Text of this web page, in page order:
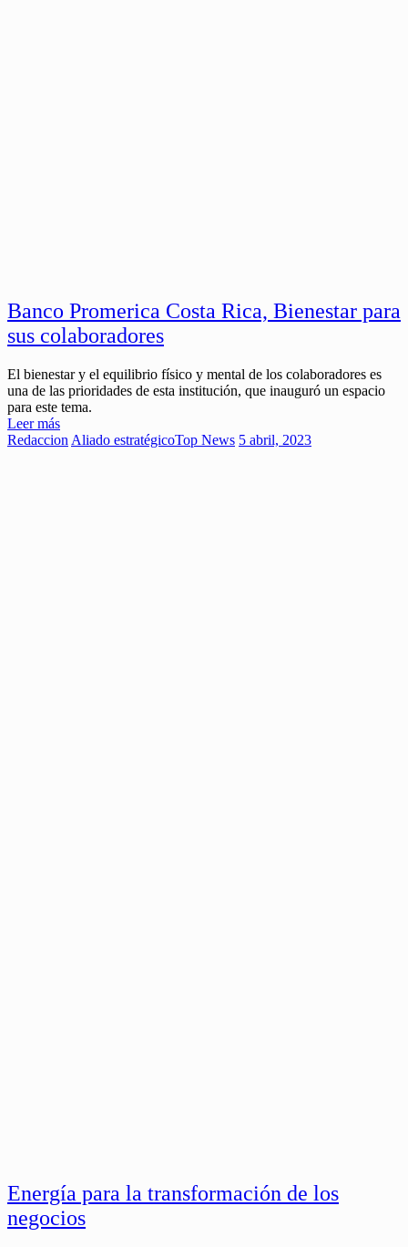
Banco Promerica Costa Rica, Bienestar para
sus colaboradores
El bienestar y el equilibrio físico y mental de los colaboradores es
una de las prioridades de esta institución, que inauguró un espacio
para este tema.
Leer más
Redaccion Aliado estratégicoTop News 5 abril, 2023
Energía para la transformación de los
negocios